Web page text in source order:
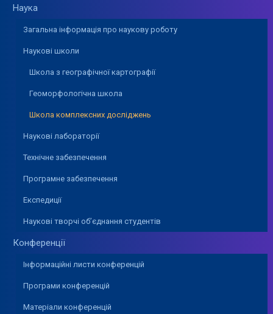
Наука
Загальна інформація про наукову роботу
Наукові школи
Школа з географічної картографії
Геоморфологічна школа
Школа комплексних досліджень
Наукові лабораторії
Технічне забезпечення
Програмне забезпечення
Експедиції
Наукові творчі об’єднання студентів
Конференції
Інформаційні листи конференцій
Програми конференцій
Матеріали конференцій